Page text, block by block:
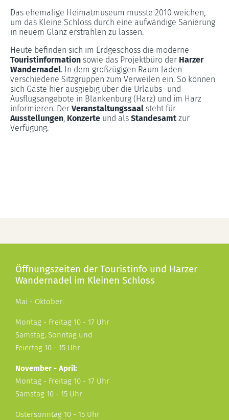
Das ehemalige Heimatmuseum musste 2010 weichen,
um das Kleine Schloss durch eine aufwändige Sanierung
in neuem Glanz erstrahlen zu lassen.
Heute befinden sich im Erdgeschoss die moderne
Touristinformation sowie das Projektbüro der Harzer
Wandernadel. In dem großzügigen Raum laden
verschiedene Sitzgruppen zum Verweilen ein. So können
sich Gäste hier ausgiebig über die Urlaubs- und
Ausflugsangebote in Blankenburg (Harz) und im Harz
informieren. Der Veranstaltungssaal steht für
Ausstellungen, Konzerte und als Standesamt zur
Verfügung.
Öffnungszeiten der Touristinfo und Harzer
Wandernadel im Kleinen Schloss
Mai - Oktober:
Montag - Freitag 10 - 17 Uhr
Samstag, Sonntag und
Feiertag 10 - 15 Uhr
November - April:
Montag - Freitag 10 - 17 Uhr
Samstag 10 - 15 Uhr
Ostersonntag 10 - 15 Uhr